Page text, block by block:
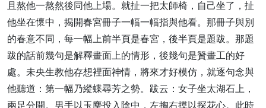
且熬他一熬然後同他上場。就扯一把太師椅，自己坐了，扯
他坐在懷中，揭開春宮冊子一幅一幅指與他看。那冊子與別
的春意不同，每一幅上前半頁是春宮，後半頁是題跋。那題
跋的話前幾句是解釋畫面上的情形，後幾句是贊畫工的好
處。未央生教他存想裡面神情，將來才好模仿，就逐句念與
他聽道： 第一幅乃縱蝶尋芳之勢。 跋云：女子坐太湖石上，
兩足分開。男手以玉麈投入陰中，左掏右摸以探花心。此時